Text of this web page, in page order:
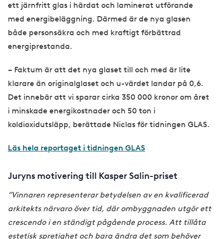
ett järnfritt glas i härdat och laminerat utförande
med energibeläggning. Därmed är de nya glasen
både personsäkra och med kraftigt förbättrad
energiprestanda.
– Faktum är att det nya glaset till och med är lite
klarare än originalglaset och u-värdet landar på 0,6.
Det innebär att vi sparar cirka 350 000 kronor om året
i minskade energikostnader och 50 ton i
koldioxidutsläpp, berättade Niclas för tidningen GLAS.
Läs hela reportaget i tidningen GLAS
Juryns motivering till Kasper Salin-priset
”Vinnaren representerar betydelsen av en kvalificerad
arkitekts närvaro över tid, där ombyggnaden utgör ett
crescendo i en ständigt pågående process. Att tillåta
estetisk spretighet och bara ändra det som behöver